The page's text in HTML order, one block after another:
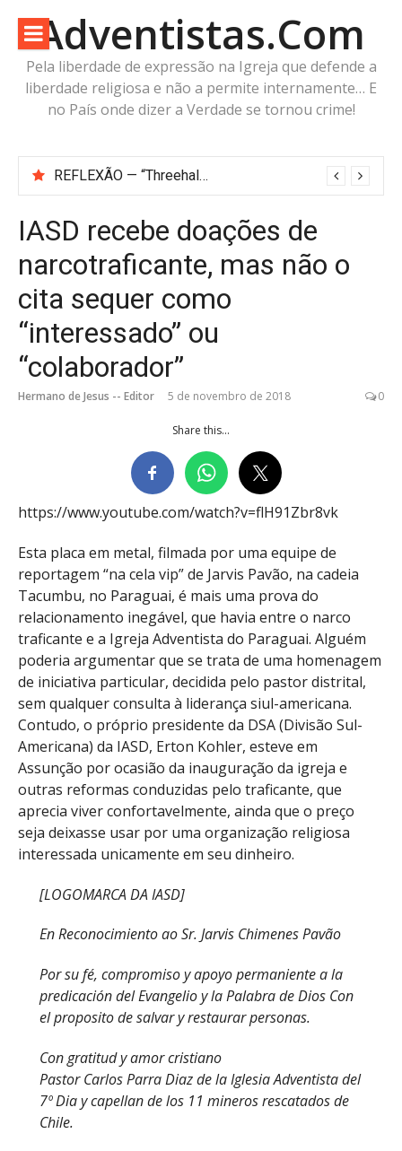
para
conteúdo
Adventistas.Com
Pela liberdade de expressão na Igreja que defende a
liberdade religiosa e não a permite internamente… E
no País onde dizer a Verdade se tornou crime!
REFLEXÃO — “Threehalves”: Três metades, Um só Todo?
Antes da Imagem da Besta: Estaria a Humanidade Construindo a Imagem Pré-Besta com cabeça de Cordeiro e Voz do Dragão?
IASD recebe doações de
narcotraficante, mas não o
cita sequer como
“interessado” ou
“colaborador”
Hermano de Jesus -- Editor 5 de novembro de 2018 0
Share this...
https://www.youtube.com/watch?v=flH91Zbr8vk
Esta placa em metal, filmada por uma equipe de
reportagem “na cela vip” de Jarvis Pavão, na cadeia
Tacumbu, no Paraguai, é mais uma prova do
relacionamento inegável, que havia entre o narco
traficante e a Igreja Adventista do Paraguai. Alguém
poderia argumentar que se trata de uma homenagem
de iniciativa particular, decidida pelo pastor distrital,
sem qualquer consulta à liderança siul-americana.
Contudo, o próprio presidente da DSA (Divisão Sul-
Americana) da IASD, Erton Kohler, esteve em
Assunção por ocasião da inauguração da igreja e
outras reformas conduzidas pelo traficante, que
aprecia viver confortavelmente, ainda que o preço
seja deixasse usar por uma organização religiosa
interessada unicamente em seu dinheiro.
[LOGOMARCA DA IASD]
En Reconocimiento ao Sr. Jarvis Chimenes Pavão
Por su fé, compromiso y apoyo permaniente a la
predicación del Evangelio y la Palabra de Dios Con
el proposito de salvar y restaurar personas.
Con gratitud y amor cristiano
Pastor Carlos Parra Diaz de la Iglesia Adventista del
7º Dia y capellan de los 11 mineros rescatados de
Chile.